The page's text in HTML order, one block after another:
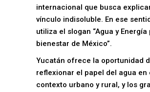
internacional que busca
vínculo indisoluble. En ese
utiliza el slogan “Agua y Energía
bienestar de México”.
Yucatán ofrece la oportunidad
reflexionar el papel del agua en
contexto urbano y rural, y los